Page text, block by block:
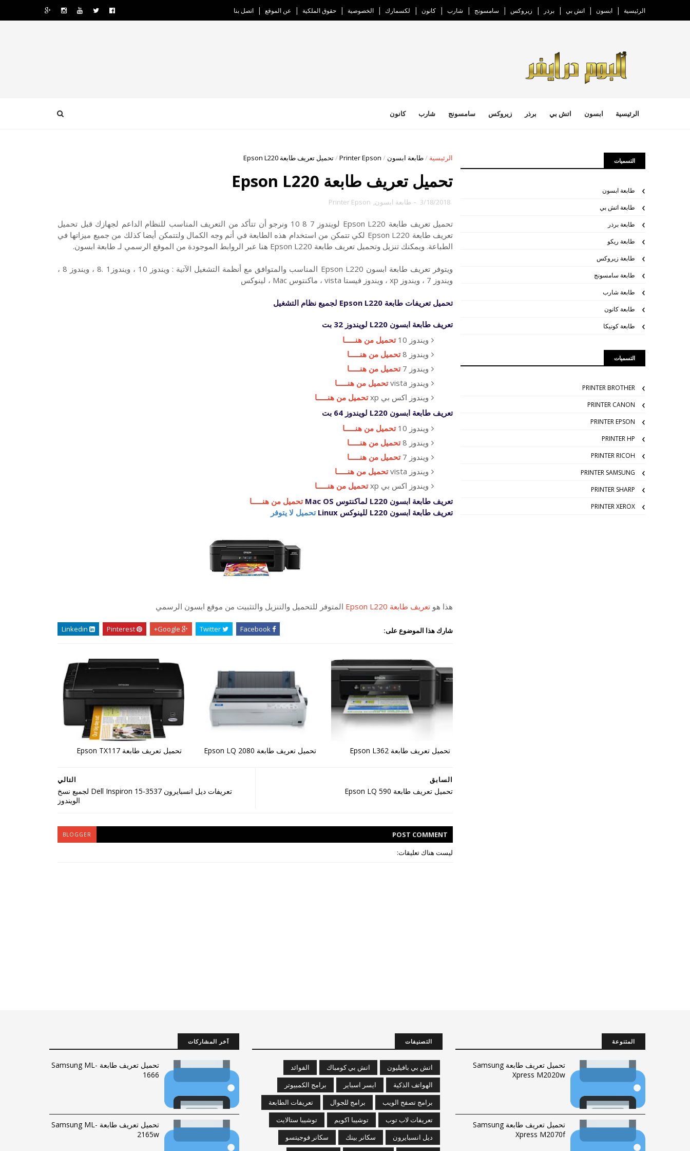
الرئيسية ابسون اتش بي برذر زيروكس سامسونج شارب كانون لكسمارك الخصوصية حقوق الملكية عن الموقع اتصل بنا
الرئيسية ابسون اتش بي برذر زيروكس سامسونج شارب كانون
الرئيسية /طابعة ابسون /
Printer Epson
/تحميل تعريف طابعة Epson L220
تحميل تعريف طابعة Epson L220
3/18/2018
- طابعة ابسون,
Printer Epson
تحميل تعريف طابعة Epson L220 لويندوز 7 8 10 ونرجو أن تتأكد من التعريف المناسب للنظام الداعم لجهازك قبل تحميل
تعريف طابعة Epson L220 لكي تتمكن من استخدام هذه الطابعة في أتم وجه الكمال ولتتمكن أيضا كذلك من جميع ميزاتها في
الطباعة. ويمكنك تنزيل وتحميل تعريف طابعة Epson L220 هنا عبر الروابط الموجودة من الموقع الرسمي لـ طابعة ابسون.
ويتوفر تعريف طابعة ابسون Epson L220 المناسب والمتوافق مع أنظمة التشغيل الآتية : ويندوز 10 ، ويندوز1 .8 ، ويندوز 8 ،
ويندوز 7 ، ويندوز xp ، ويندوز فيستا vista ، ماكنتوس Mac ، لينوكس
تحميل تعريفات طابعة Epson L220 لجميع نظام التشغيل
تعريف طابعة ابسون L220 لويندوز 32 بت
ويندوز 10
تحميل من هنـــــا
ويندوز 8
تحميل من هنـــــا
ويندوز 7
تحميل من هنـــــا
ويندوز vista
تحميل من هنـــــا
ويندوز اكس بي xp
تحميل من هنـــــا
تعريف طابعة ابسون L220 لويندوز 64 بت
ويندوز 10
تحميل من هنـــــا
ويندوز 8
تحميل من هنـــــا
ويندوز 7
تحميل من هنـــــا
ويندوز vista
تحميل من هنـــــا
ويندوز اكس بي xp
تحميل من هنـــــا
تعريف طابعة ابسون L220 لماكنتوس Mac OS
تحميل من هنـــــا
تعريف طابعة ابسون L220 للينوكس Linux
تحميل لا يتوفر
هذا هو تعريف طابعة Epson L220 المتوفر للتحميل والتنزيل والتثبيت من موقع ابسون الرسمي
شارك هذا الموضوع على:
تحميل تعريف طابعة Epson L362 تحميل تعريف طابعة Epson LQ 2080 تحميل تعريف طابعة Epson TX117
التالي
تعريفات ديل انسبايرون Dell Inspiron 15-3537 لجميع نسخ
الويندوز
السابق
تحميل تعريف طابعة Epson LQ 590
POST COMMENT
BLOGGER
ليست هناك تعليقات:
التسميات
طابعة ابسون
طابعة اتش بي
طابعة برذر
طابعة ريكو
طابعة زيروكس
طابعة سامسونج
طابعة شارب
طابعة كانون
طابعة كونيكا
التسميات
PRINTER BROTHER
PRINTER CANON
PRINTER EPSON
PRINTER HP
PRINTER RICOH
PRINTER SAMSUNG
PRINTER SHARP
PRINTER XEROX
المتنوعة
تحميل تعريف طابعة Samsung
Xpress M2020w
تحميل تعريف طابعة Samsung
Xpress M2070f
التصنيفات
اتش بي بافيليون اتش بي كومباك
الفوائد
الهواتف الذكية
ايسر اسباير
برامج الكمبيوتر
برامج تصفح الويب
برامج للجوال
تعريفات الطابعة
تعريفات لاب توب
توشيبا اكويم
توشيبا ستالايت
ديل انسبايرون
سكانر بينك
سكانر فوجيتسو
آخر المشاركات
تحميل تعريف طابعة Samsung ML-
1666
تحميل تعريف طابعة Samsung ML-
2165w